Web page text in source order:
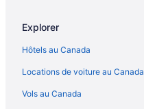
Explorer
Hôtels au Canada
Locations de voiture au Canada
Vols au Canada